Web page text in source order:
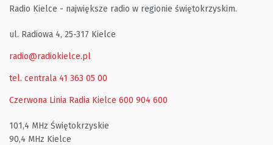
Radio Kielce - największe radio w regionie świętokrzyskim.
ul. Radiowa 4, 25-317 Kielce
radio@radiokielce.pl
tel. centrala 41 363 05 00
Czerwona Linia Radia Kielce 600 904 600
101,4 MHz Świętokrzyskie
90,4 MHz Kielce